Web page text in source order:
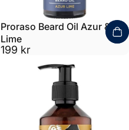
Proraso Beard Oil Azur &
Lime
199 kr